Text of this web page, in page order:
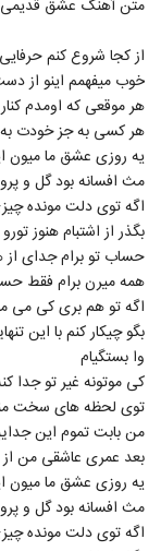
6657
6658
متن آهنگ عشق قدیمی
از کجا شروع کنم
خوب میفهمم اینو از
هر موقعی که اومدم
هر کسی به جز خودت
یه روزی عشق ما میون
مث افسانه بود گل و
اگه توی دلت مونده
بگذر از اشتبام هنوز
حساب تو برام جدای
همه میرن برام فقط
اگه تو هم بری کی می
بگو چیکار کنم با این
وا بستگیام
کی موتونه غیر تو جدا
توی لحظه های سخت
من بابت تموم این
بعد عمری عاشقی من از
یه روزی عشق ما میون
مث افسانه بود گل و
اگه توی دلت مونده